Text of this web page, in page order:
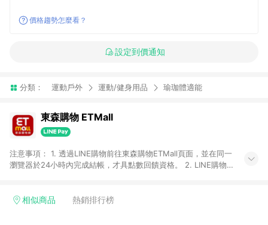
價格趨勢怎麼看？
設定到價通知
分類： 運動戶外 運動/健身用品 瑜珈體適能
東森購物 ETMall
注意事項： 1. 透過LINE購物前往東森購物ETMall頁面，並在同一
瀏覽器於24小時內完成結帳，才具點數回饋資格。 2. LINE購物
單，皆不在點數回饋範圍內。 3. 如購買以下類別商品，將無法獲
相似商品 熱銷排行榜